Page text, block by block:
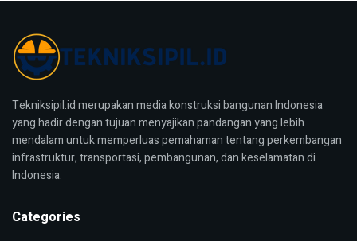
Tekniksipil.id merupakan media konstruksi bangunan Indonesia
yang hadir dengan tujuan menyajikan pandangan yang lebih
mendalam untuk memperluas pemahaman tentang perkembangan
infrastruktur, transportasi, pembangunan, dan keselamatan di
Indonesia.
Categories